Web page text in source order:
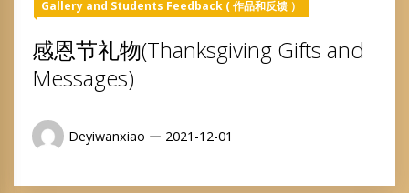
Gallery and Students Feedback ( 作品和反馈 ）
感恩节礼物(Thanksgiving Gifts and
Messages)
Deyiwanxiao 2021-12-01